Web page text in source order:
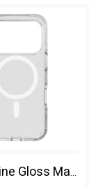
Cellularline Gloss Mag - Iphone 17 Pro Max Custodia Compatibile con Ecosistema Magsafe